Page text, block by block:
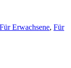
Für Erwachsene, Für